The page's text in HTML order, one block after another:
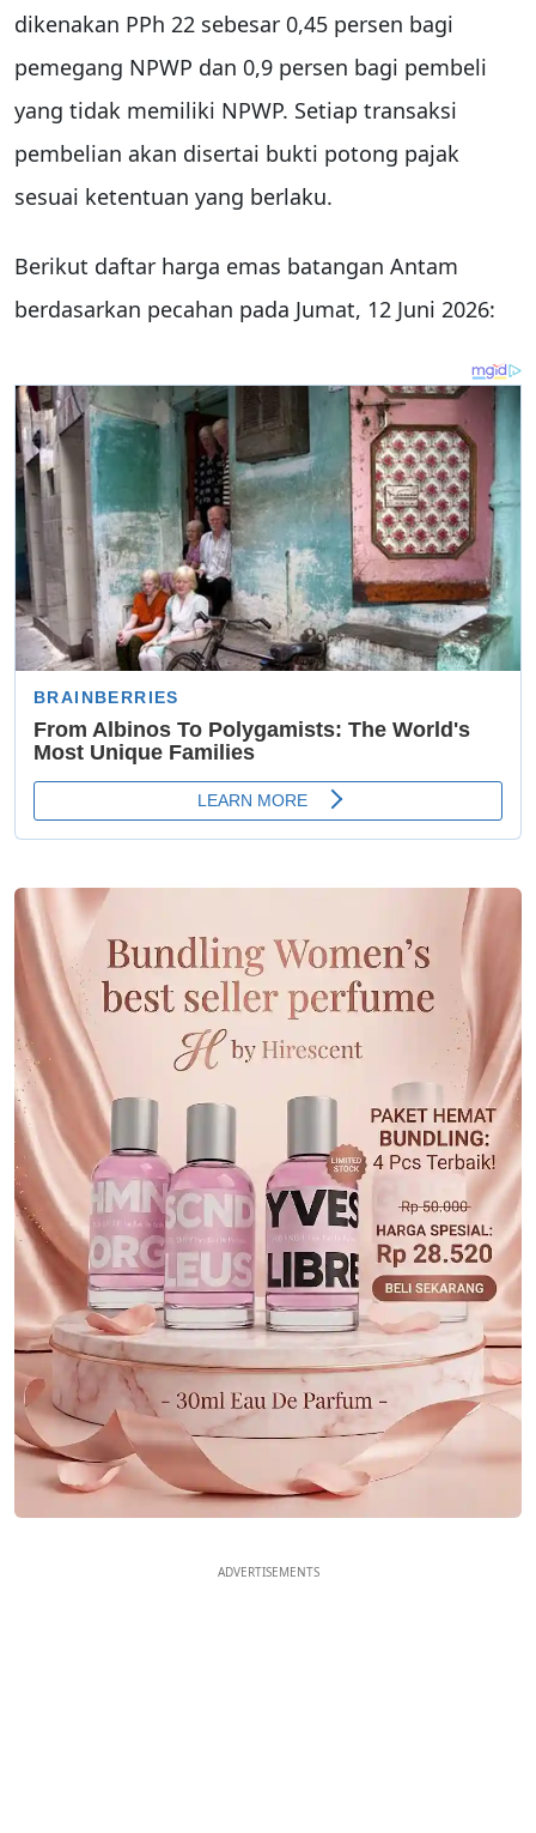
dikenakan PPh 22 sebesar 0,45 persen bagi
pemegang NPWP dan 0,9 persen bagi pembeli
yang tidak memiliki NPWP. Setiap transaksi
pembelian akan disertai bukti potong pajak
sesuai ketentuan yang berlaku.
Berikut daftar harga emas batangan Antam
berdasarkan pecahan pada Jumat, 12 Juni 2026:
ADVERTISEMENTS